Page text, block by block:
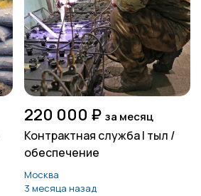
220 000 ₽ за месяц
Контрактная служба | тыл /
обеспечение
Москва
3 месяца назад